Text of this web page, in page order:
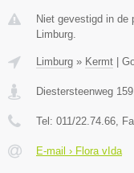
Niet gevestigd in de
Limburg.
Limburg » Kermt |
Diestersteenweg 159
Tel: 011/22.74.66 ,
E-mail › Flora vIda